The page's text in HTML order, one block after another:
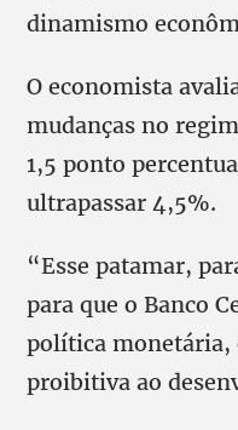
dinamismo
O economista
mudanças no
1,5 ponto
ultrapassar 4,5%.
“Esse patamar,
para que o Banco
política monetária,
proibitiva ao